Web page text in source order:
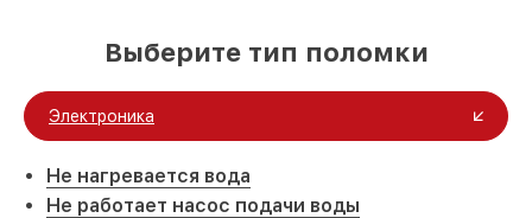
Выберите тип поломки
Электроника
Не нагревается вода
Не работает насос подачи воды